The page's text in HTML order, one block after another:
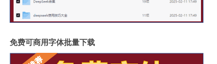
免费可商用字体批量下载